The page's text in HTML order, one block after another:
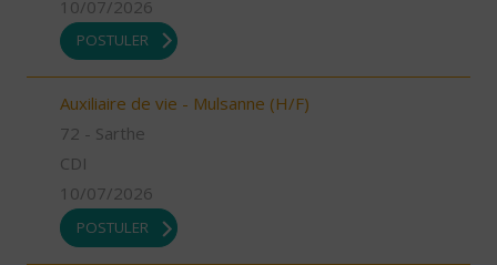
10/07/2026
POSTULER
Auxiliaire de vie - Mulsanne (H/F)
72 - Sarthe
CDI
10/07/2026
POSTULER